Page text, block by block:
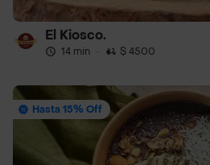
El Kiosco.
14 min · $ 4500
Hasta 15% Off